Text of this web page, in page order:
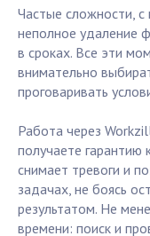
Частые сложности, с
неполное удаление
в сроках. Все эти
внимательно
проговаривать
Работа через
получаете гарантию
снимает тревоги и
задачах, не боясь
результатом. Не
времени: поиск и